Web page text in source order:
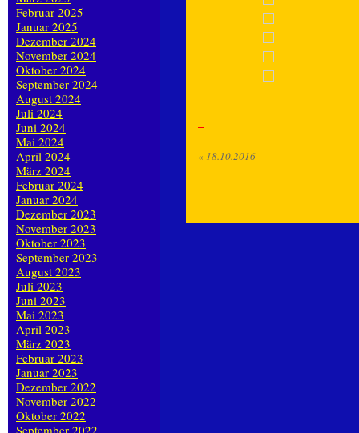
« 18.10.2016
Februar 2025
Januar 2025
Dezember 2024
November 2024
Oktober 2024
September 2024
August 2024
Juli 2024
Juni 2024
Mai 2024
April 2024
März 2024
Februar 2024
Januar 2024
Dezember 2023
November 2023
Oktober 2023
September 2023
August 2023
Juli 2023
Juni 2023
Mai 2023
April 2023
März 2023
Februar 2023
Januar 2023
Dezember 2022
November 2022
Oktober 2022
September 2022